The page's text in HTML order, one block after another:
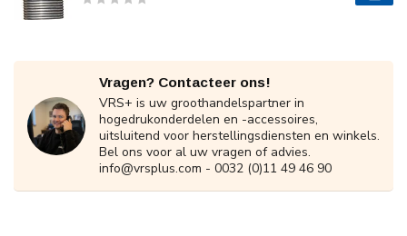
Vragen? Contacteer ons!
VRS+ is uw groothandelspartner in
hogedrukonderdelen en -accessoires,
uitsluitend voor herstellingsdiensten en winkels.
Bel ons voor al uw vragen of advies.
info@vrsplus.com - 0032 (0)11 49 46 90